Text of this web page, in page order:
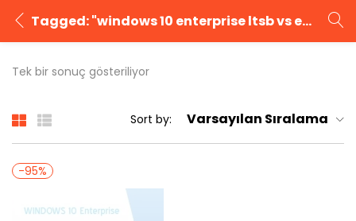
Tagged: "windows 10 enterprise ltsb vs enterprise"
GIRIŞ YAP KAYIT OL
Beni Hatırla
Tek bir sonuç gösteriliyor
Sort by: Varsayılan Sıralama
-95%